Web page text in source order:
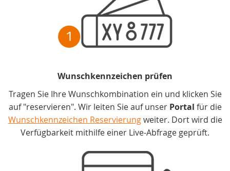
Wunschkennzeichen prüfen
Tragen Sie Ihre Wunschkombination ein und klicken Sie
auf "reservieren". Wir leiten Sie auf unser Portal für die
Wunschkennzeichen Reservierungweiter. Dort wird die
Verfügbarkeit mithilfe einer Live-Abfrage geprüft.